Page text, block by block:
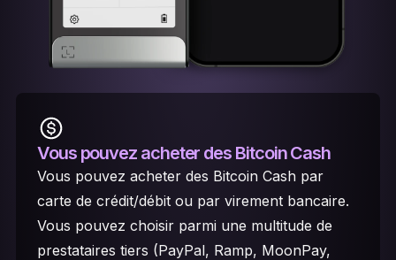
Vous pouvez acheter des Bitcoin Cash
Vous pouvez acheter des Bitcoin Cash par
carte de crédit/débit ou par virement bancaire.
Vous pouvez choisir parmi une multitude de
prestataires tiers (PayPal, Ramp, MoonPay,